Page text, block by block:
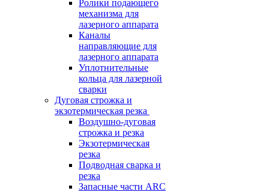
Ролики подающего
механизма для
лазерного аппарата
Каналы
направляющие для
лазерного аппарата
Уплотнительные
кольца для лазерной
сварки
Дуговая строжка и
экзотермическая резка
Воздушно-дуговая
строжка и резка
Экзотермическая
резка
Подводная сварка и
резка
Запасные части ARC